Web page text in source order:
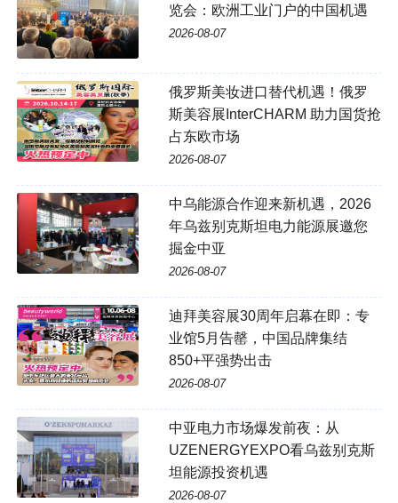
览会：欧洲工业门户的中国机遇
2026-08-07
俄罗斯美妆进口替代机遇！俄罗
斯美容展InterCHARM 助力国货抢
占东欧市场
2026-08-07
中乌能源合作迎来新机遇，2026
年乌兹别克斯坦电力能源展邀您
掘金中亚
2026-08-07
迪拜美容展30周年启幕在即：专
业馆5月告罄，中国品牌集结
850+平强势出击
2026-08-07
中亚电力市场爆发前夜：从
UZENERGYEXPO看乌兹别克斯
坦能源投资机遇
2026-08-07